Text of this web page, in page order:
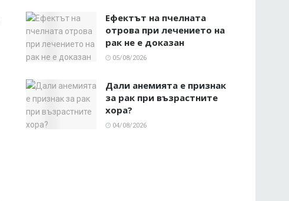
Ефектът на пчелната
отрова при лечението на
рак не е доказан
05/08/2026
Дали анемията е признак
за рак при възрастните
хора?
04/08/2026